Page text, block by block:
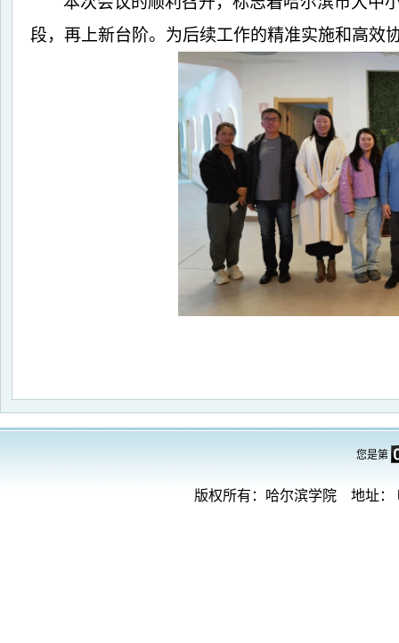
段，再上新台阶。为后续工作的精准实施和高效
您是第
版权所有：哈尔滨学院 地址：